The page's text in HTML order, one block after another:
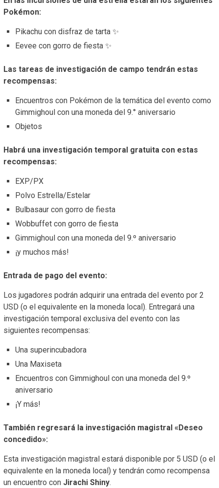
Pokémon:
Pikachu con disfraz de tarta ✨
Eevee con gorro de fiesta ✨
Las tareas de investigación de campo tendrán estas
recompensas:
Encuentros con Pokémon de la temática del evento como
Gimmighoul con una moneda del 9.° aniversario
Objetos
Habrá una investigación temporal gratuita con estas
recompensas:
EXP/PX
Polvo Estrella/Estelar
Bulbasaur con gorro de fiesta
Wobbuffet con gorro de fiesta
Gimmighoul con una moneda del 9.º aniversario
¡y muchos más!
Entrada de pago del evento:
Los jugadores podrán adquirir una entrada del evento por 2
USD (o el equivalente en la moneda local). Entregará una
investigación temporal exclusiva del evento con las
siguientes recompensas:
Una superincubadora
Una Maxiseta
Encuentros con Gimmighoul con una moneda del 9.º
aniversario
¡Y más!
También regresará la investigación magistral «Deseo
concedido»:
Esta investigación magistral estará disponible por 5 USD (o el
equivalente en la moneda local) y tendrán como recompensa
un encuentro con Jirachi Shiny.